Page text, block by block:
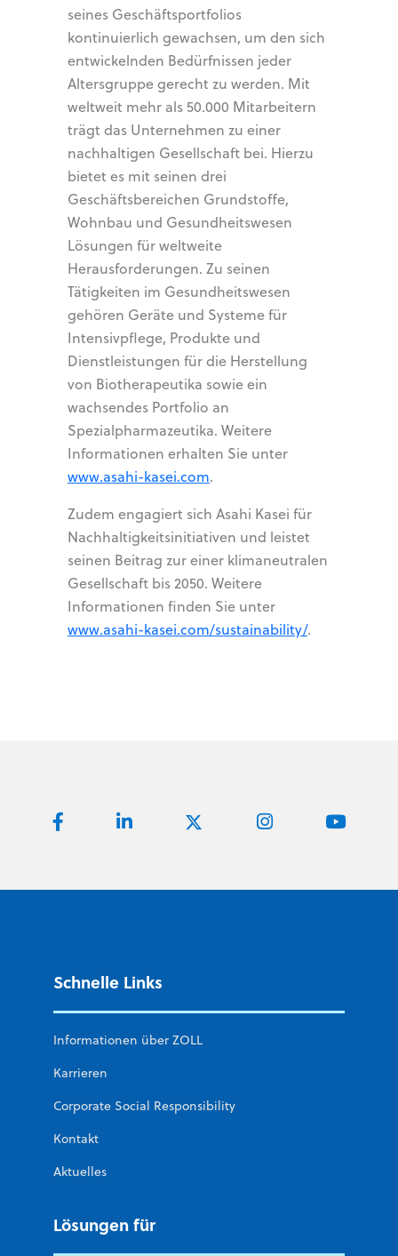
seines Geschäftsportfolios
kontinuierlich gewachsen, um den sich
entwickelnden Bedürfnissen jeder
Altersgruppe gerecht zu werden. Mit
weltweit mehr als 50.000 Mitarbeitern
trägt das Unternehmen zu einer
nachhaltigen Gesellschaft bei. Hierzu
bietet es mit seinen drei
Geschäftsbereichen Grundstoffe,
Wohnbau und Gesundheitswesen
Lösungen für weltweite
Herausforderungen. Zu seinen
Tätigkeiten im Gesundheitswesen
gehören Geräte und Systeme für
Intensivpflege, Produkte und
Dienstleistungen für die Herstellung
von Biotherapeutika sowie ein
wachsendes Portfolio an
Spezialpharmazeutika. Weitere
Informationen erhalten Sie unter
www.asahi-kasei.com.
Zudem engagiert sich Asahi Kasei für
Nachhaltigkeitsinitiativen und leistet
seinen Beitrag zur einer klimaneutralen
Gesellschaft bis 2050. Weitere
Informationen finden Sie unter
www.asahi-kasei.com/sustainability/.
Schnelle Links
Informationen über ZOLL
Karrieren
Corporate Social Responsibility
Kontakt
Aktuelles
Lösungen für